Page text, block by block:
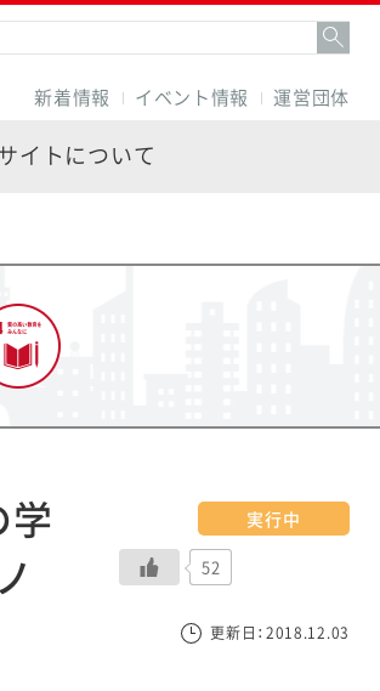
新着情報 イベント情報 運営団体
イトについて
学
実行中
52
更新日：2018.12.03